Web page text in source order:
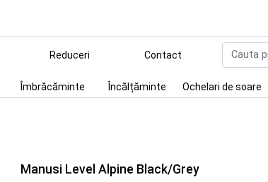
Reduceri Contact
Îmbrăcăminte Încălțăminte Ochelari de soare
Manusi Level Alpine Black/Grey